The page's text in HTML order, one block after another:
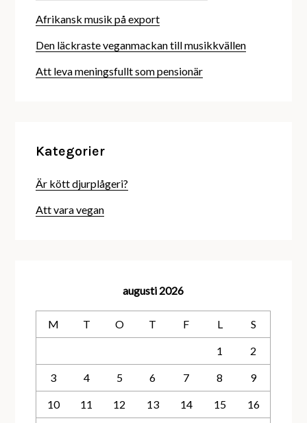
Afrikansk musik på export
Den läckraste veganmackan till musikkvällen
Att leva meningsfullt som pensionär
Kategorier
Är kött djurplågeri?
Att vara vegan
augusti 2026
M T O T F L S
1 2
3 4 5 6 7 8 9
10 11 12 13 14 15 16